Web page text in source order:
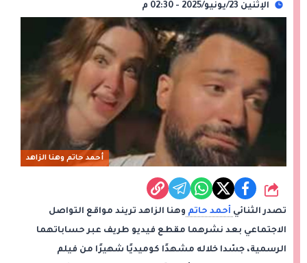
الإثنين 23/يونيو/2025 - 02:30 م
أحمد حاتم وهنا الزاهد
شارك
تصدر الثنائي أحمد حاتم وهنا الزاهد تريند مواقع التواصل
الاجتماعي بعد نشرهما مقطع فيديو طريف عبر حساباتهما
الرسمية، جسّدا خلاله مشهدًا كوميديًا شهيرًا من فيلم